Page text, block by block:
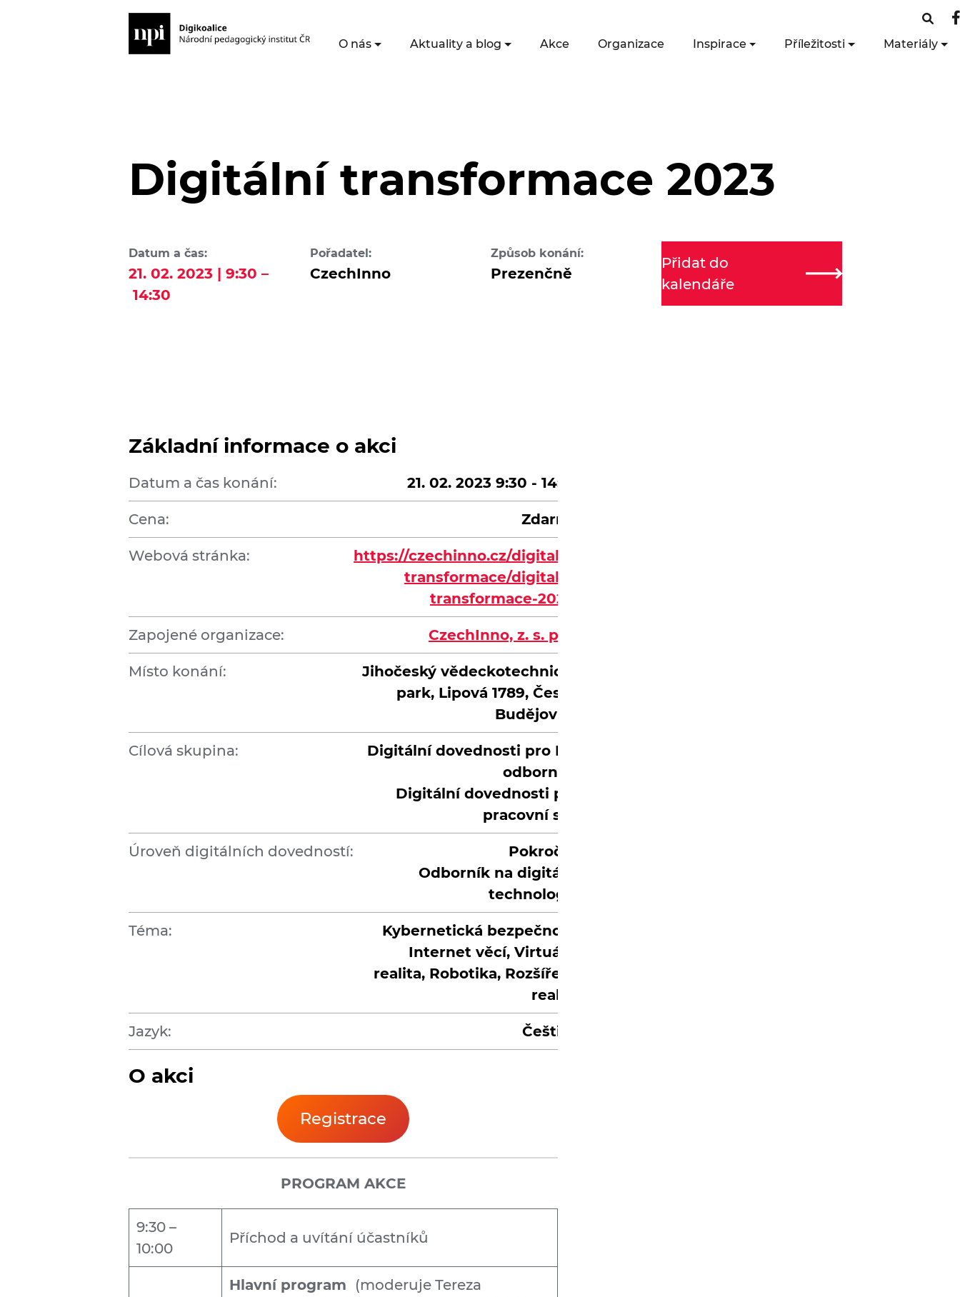
O nás Aktuality a blog Akce Organizace Inspirace Příležitosti Materiály
Digitální transformace 2023
Datum a čas:
21. 02. 2023 | 9:30 –
14:30
Pořadatel:
CzechInno
Způsob konání:
Prezenčně
Přidat do
kalendáře
Základní informace o akci
Datum a čas konání: 21. 02. 2023 9:30 - 14:30
Cena: Zdarma
Webová stránka:
https://czechinno.cz/digitalni-
transformace/digitalni-
transformace-2022/
Zapojené organizace: CzechInno, z. s. p. o.
Místo konání:
Jihočeský vědeckotechnický
park, Lipová 1789, České
Budějovice
Cílová skupina:
Digitální dovednosti pro ICT
odborníky
Digitální dovednosti pro
pracovní sílu
Úroveň digitálních dovedností:
Pokročilá
Odborník na digitální
technologie
Téma:
Kybernetická bezpečnost,
Internet věcí, Virtuální
realita, Robotika, Rozšířená
realita
Jazyk: Čeština
O akci
Registrace
PROGRAM AKCE
9:30 –
10:00
Příchod a uvítání účastníků
Hlavní program (moderuje Tereza